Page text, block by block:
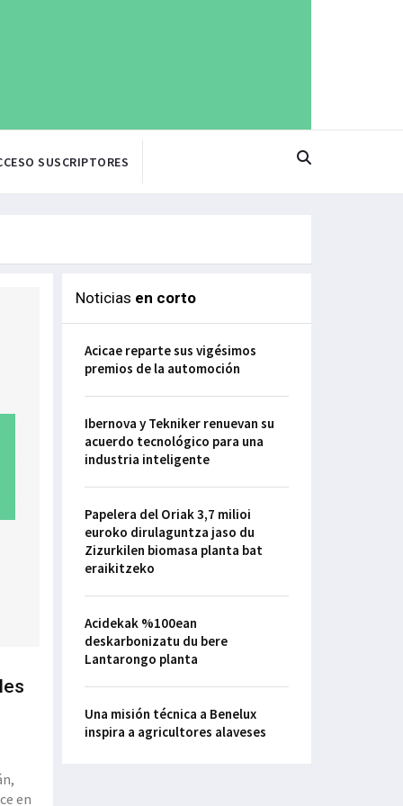
SUSCRIPTORES
en
Noticias en corto
Acicae reparte sus vigésimos
premios de la automoción
Ibernova y Tekniker renuevan su
acuerdo tecnológico para una
industria inteligente
Papelera del Oriak 3,7 milioi
euroko dirulaguntza jaso du
Zizurkilen biomasa planta bat
eraikitzeko
Acidekak %100ean
deskarbonizatu du bere
Lantarongo planta
Una misión técnica a Benelux
inspira a agricultores alaveses